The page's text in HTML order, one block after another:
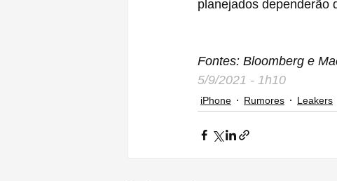
planejados dependerão
Fontes: Bloomberg e
5/9/2021 - 1h10
iPhone Rumores Leakers